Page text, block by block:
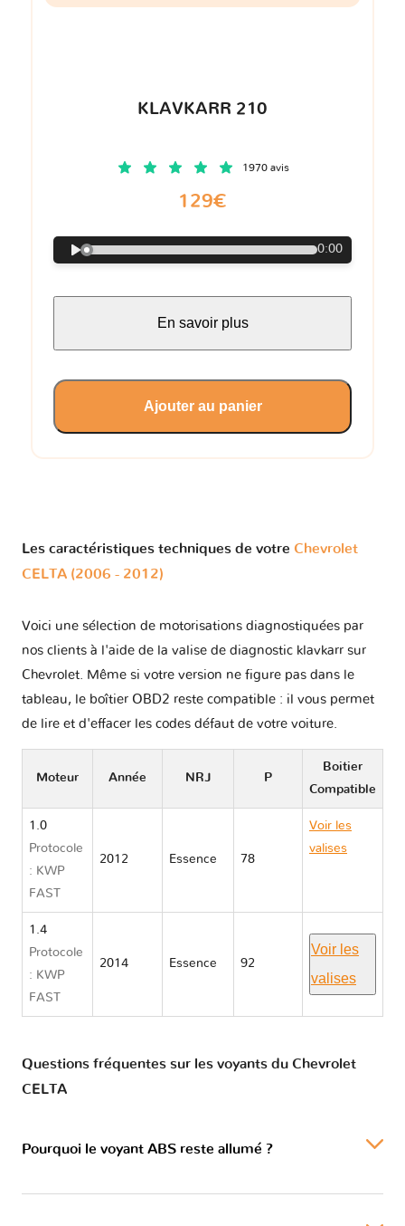
KLAVKARR 210
1970 avis
129€
0:00
En savoir plus
Ajouter au panier
Les caractéristiques techniques de votre Chevrolet
CELTA (2006 - 2012)
Voici une sélection de motorisations diagnostiquées par
nos clients à l'aide de la valise de diagnostic klavkarr sur
Chevrolet. Même si votre version ne figure pas dans le
tableau, le boîtier OBD2 reste compatible : il vous permet
de lire et d'effacer les codes défaut de votre voiture.
Moteur Année NRJ P
Boitier
Compatible
1.0
Protocole
: KWP
FAST
2012 Essence 78
Voir les
valises
1.4
Protocole
: KWP
FAST
2014 Essence 92
Voir les
valises
Questions fréquentes sur les voyants du Chevrolet
CELTA
Pourquoi le voyant ABS reste allumé ?